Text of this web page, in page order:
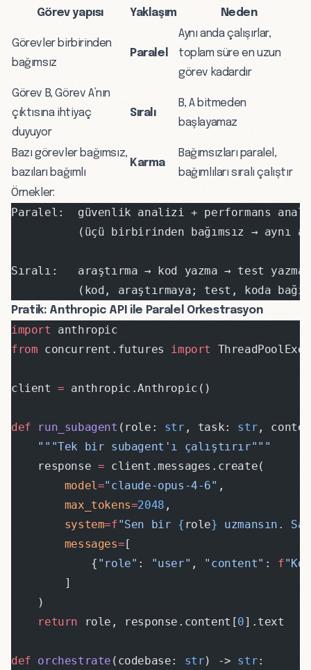
Görev yapısı
Yaklaşım Neden
Görevler birbirinden
bağımsız
Paralel
Aynı anda çalışırlar,
toplam süre en uzun
görev kadardır
Görev B, Görev A’nın
çıktısına ihtiyaç
duyuyor
Sıralı
B, A bitmeden
başlayamaz
Bazı görevler bağımsız,
bazıları bağımlı
Karma
Bağımsızları paralel,
bağımlıları sıralı çalıştır
Örnekler:
Paralel:  güvenlik analizi + performans
(üçü birbirinden bağımsız → aynı
Sıralı:   araştırma → kod yazma → test yazma
(kod, araştırmaya; test, koda
Pratik: Anthropic API ile Paralel Orkestrasyon
import anthropic
from concurrent.futures import
client = anthropic.Anthropic()
def run_subagent (role: str , task: str ,
    """Tek bir subagent'ı çalıştırır"""
    response
= client.messages.create(
        model
="claude-opus-4-6" ,
        max_tokens
=2048 ,
        system
=f"Sen bir { role} uzmansın.
        messages
=[
            {
"role" : "user" , "content" : f
        ]
    )
    return
role, response.content[0].text
def orchestrate (codebase: str) -> str: